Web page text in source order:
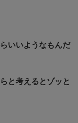
いいようなもんだ
と考えるとゾッと